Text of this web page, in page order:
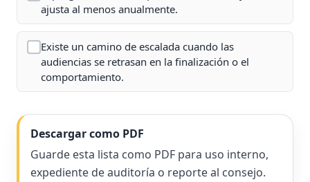
ajusta al menos anualmente.
Existe un camino de escalada cuando las
audiencias se retrasan en la finalización o el
comportamiento.
Descargar como PDF
Guarde esta lista como PDF para uso interno,
expediente de auditoría o reporte al consejo.